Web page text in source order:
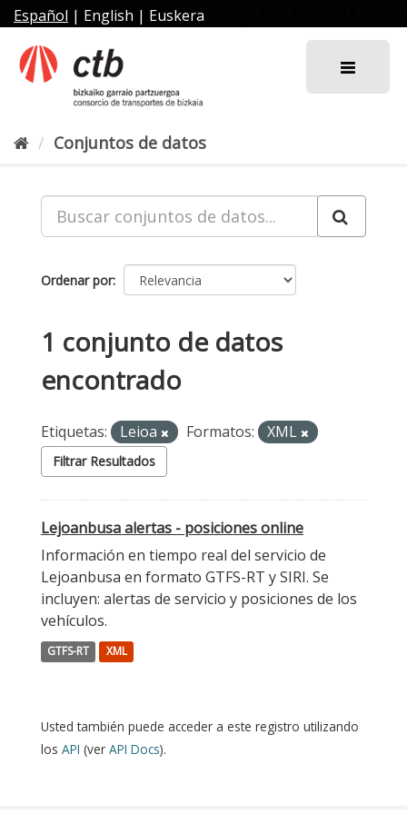
al
contenido
Español | English | Euskera
Conjuntos de datos
Ordenar por
1 conjunto de datos
encontrado
Etiquetas: Leioa Formatos: XML
Filtrar Resultados
Lejoanbusa alertas - posiciones online
Información en tiempo real del servicio de
Lejoanbusa en formato GTFS-RT y SIRI. Se
incluyen: alertas de servicio y posiciones de los
vehículos.
GTFS-RT XML
Usted también puede acceder a este registro utilizando
los API (ver API Docs).